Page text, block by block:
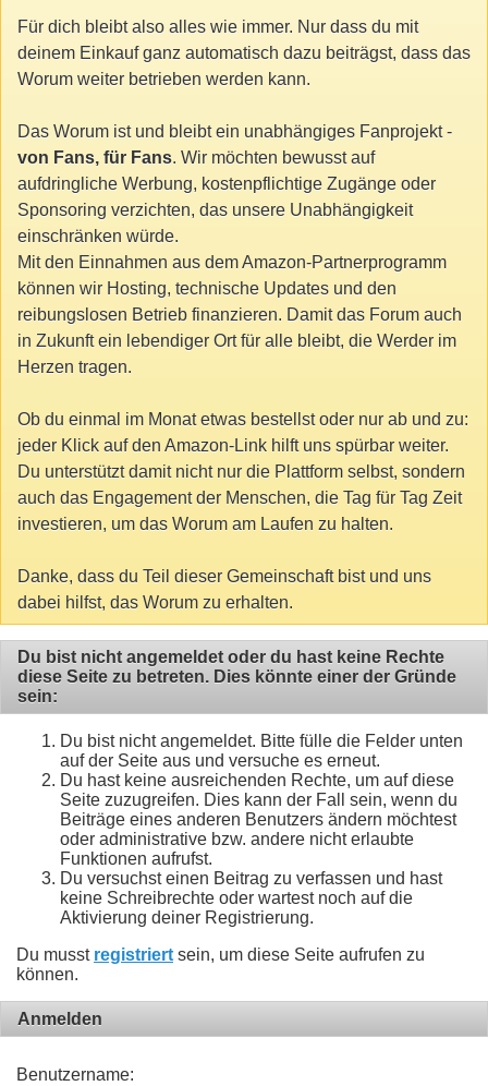
Für dich bleibt also alles wie immer. Nur dass du mit
deinem Einkauf ganz automatisch dazu beiträgst, dass das
Worum weiter betrieben werden kann.
Das Worum ist und bleibt ein unabhängiges Fanprojekt -
von Fans, für Fans. Wir möchten bewusst auf
aufdringliche Werbung, kostenpflichtige Zugänge oder
Sponsoring verzichten, das unsere Unabhängigkeit
einschränken würde.
Mit den Einnahmen aus dem Amazon-Partnerprogramm
können wir Hosting, technische Updates und den
reibungslosen Betrieb finanzieren. Damit das Forum auch
in Zukunft ein lebendiger Ort für alle bleibt, die Werder im
Herzen tragen.
Ob du einmal im Monat etwas bestellst oder nur ab und zu:
jeder Klick auf den Amazon-Link hilft uns spürbar weiter.
Du unterstützt damit nicht nur die Plattform selbst, sondern
auch das Engagement der Menschen, die Tag für Tag Zeit
investieren, um das Worum am Laufen zu halten.
Danke, dass du Teil dieser Gemeinschaft bist und uns
dabei hilfst, das Worum zu erhalten.
Du bist nicht angemeldet oder du hast keine Rechte
diese Seite zu betreten. Dies könnte einer der Gründe
sein:
Du bist nicht angemeldet. Bitte fülle die Felder unten
auf der Seite aus und versuche es erneut.
Du hast keine ausreichenden Rechte, um auf diese
Seite zuzugreifen. Dies kann der Fall sein, wenn du
Beiträge eines anderen Benutzers ändern möchtest
oder administrative bzw. andere nicht erlaubte
Funktionen aufrufst.
Du versuchst einen Beitrag zu verfassen und hast
keine Schreibrechte oder wartest noch auf die
Aktivierung deiner Registrierung.
Du musst registriert sein, um diese Seite aufrufen zu
können.
Anmelden
Benutzername: